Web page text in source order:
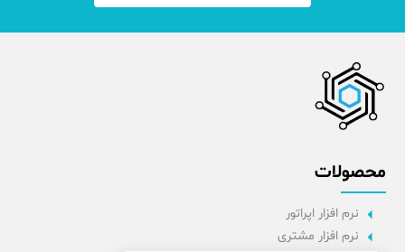
محصولات
نرم افزار اپراتور
نرم افزار مشتری